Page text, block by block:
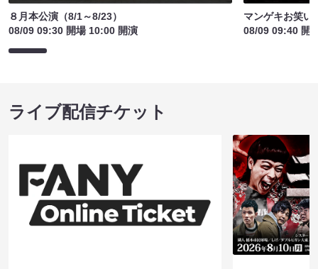
８月本公演（8/1～8/23）
08/09 09:30 開場 10:00 開演
マンゲキお笑い
08/09 09:40 開
ライブ配信チケット